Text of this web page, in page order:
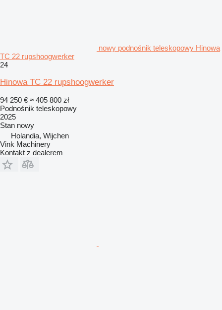
nowy podnośnik teleskopowy Hinowa
TC 22 rupshoogwerker
24
Hinowa TC 22 rupshoogwerker
94 250 € ≈ 405 800 zł
Podnośnik teleskopowy
2025
Stan nowy
Holandia, Wijchen
Vink Machinery
Kontakt z dealerem